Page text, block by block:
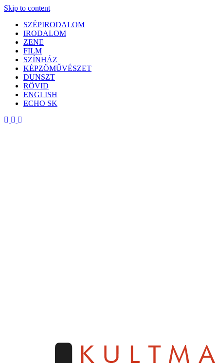
Skip to content
SZÉPIRODALOM
IRODALOM
ZENE
FILM
SZÍNHÁZ
KÉPZŐMŰVÉSZET
DUNSZT
RÖVID
ENGLISH
ECHO SK